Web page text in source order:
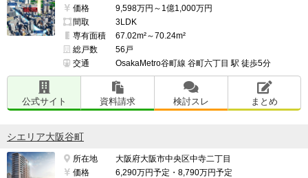
価格
9,598万円～1億1,000万円
間取
3LDK
専有面積
67.02m²～70.24m²
総戸数
56戸
交通
OsakaMetro谷町線 谷町六丁目 駅 徒歩5分
公式サイト 資料請求 検討スレ まとめ
シエリア大阪谷町
所在地
大阪府大阪市中央区中寺二丁目
価格
6,290万円予定・8,790万円予定